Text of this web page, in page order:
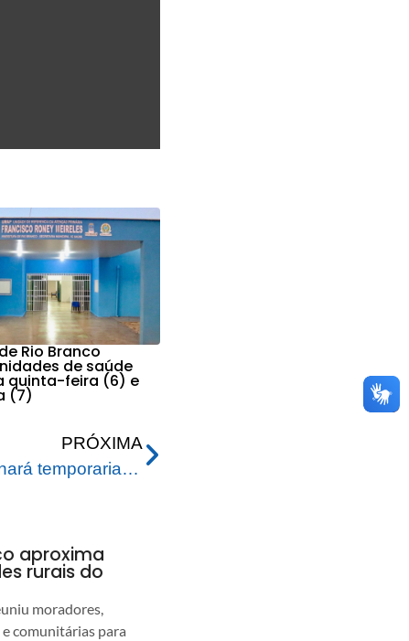
Rio Branco
de saúde
quinta-feira (6) e
(7)
PRÓXIMA
Cras Santa Helena funcionará temporariamente em novo endereço a partir desta terça-feira (26)
aproxima
rurais do
moradores,
comunitárias para